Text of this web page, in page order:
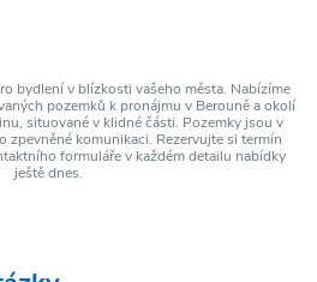
bydlení v blízkosti vašeho města. Nabízíme
pozemků k pronájmu v Berouně a okolí
situované v klidné části. Pozemky jsou v
zpevněné komunikaci. Rezervujte si termín
formuláře v každém detailu nabídky
ještě dnes.